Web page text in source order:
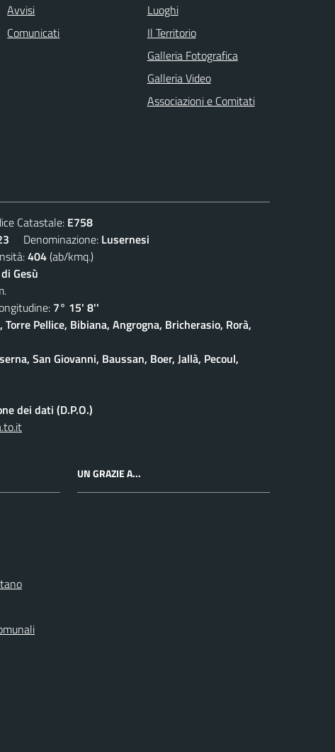
Avvisi
Comunicati
Luoghi
Il Territorio
Galleria Fotografica
Galleria Video
Associazioni e Comitati
Catastale: E758
Denominazione: Lusernesi
404(ab/kmq.)
Gesù
7° 15' 8''
Pellice, Bibiana, Angrogna, Bricherasio, Rorà,
San Giovanni, Baussan, Boer, Jallà, Pecoul,
dei dati (D.P.O.)
UN GRAZIE A...